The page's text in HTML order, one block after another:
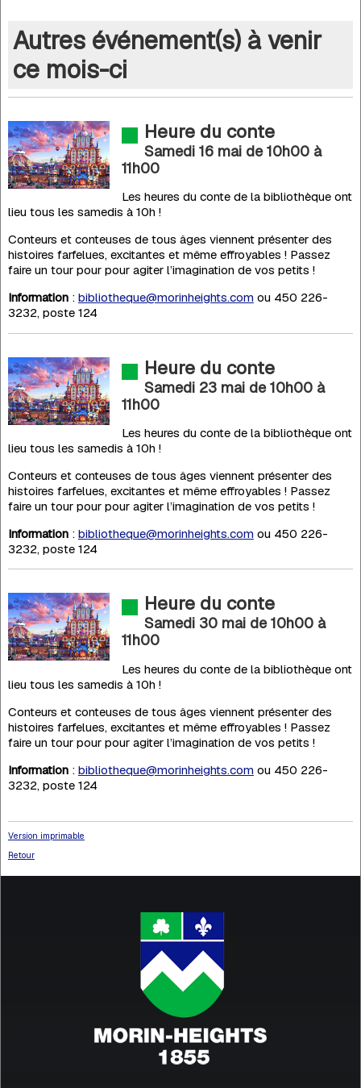
Autres événement(s) à venir
ce mois-ci
Heure du conte
Samedi 16 mai de 10h00à
11h00
Les heures du conte de la bibliothèque ont
lieu tous les samedis à 10h !
Conteurs et conteuses de tous âges viennent présenter des
histoires farfelues, excitantes et même effroyables ! Passez
faire un tour pour pour agiter l’imagination de vos petits !
Information: bibliotheque@morinheights.com ou 450 226-
3232, poste 124
Heure du conte
Samedi 23 mai de 10h00à
11h00
Les heures du conte de la bibliothèque ont
lieu tous les samedis à 10h !
Conteurs et conteuses de tous âges viennent présenter des
histoires farfelues, excitantes et même effroyables ! Passez
faire un tour pour pour agiter l’imagination de vos petits !
Information: bibliotheque@morinheights.com ou 450 226-
3232, poste 124
Heure du conte
Samedi 30 mai de 10h00à
11h00
Les heures du conte de la bibliothèque ont
lieu tous les samedis à 10h !
Conteurs et conteuses de tous âges viennent présenter des
histoires farfelues, excitantes et même effroyables ! Passez
faire un tour pour pour agiter l’imagination de vos petits !
Information: bibliotheque@morinheights.com ou 450 226-
3232, poste 124
Version imprimable
Retour